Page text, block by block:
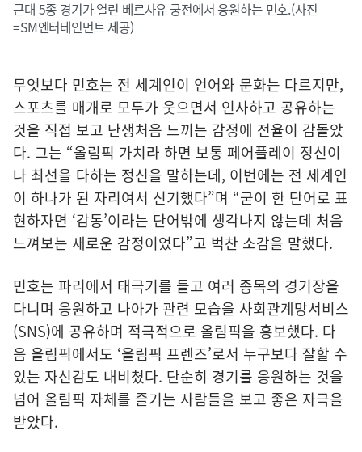
근대 5종 경기가 열린 베르사유 궁전에서 응원하는 민호.(사진
=SM엔터테인먼트 제공)
무엇보다 민호는 전 세계인이 언어와 문화는 다르지만,
스포츠를 매개로 모두가 웃으면서 인사하고 공유하는
것을 직접 보고 난생처음 느끼는 감정에 전율이 감돌았
다. 그는 “올림픽 가치라 하면 보통 페어플레이 정신이
나 최선을 다하는 정신을 말하는데, 이번에는 전 세계인
이 하나가 된 자리여서 신기했다”며 “굳이 한 단어로 표
현하자면 ‘감동’이라는 단어밖에 생각나지 않는데 처음
느껴보는 새로운 감정이었다”고 벅찬 소감을 말했다.
민호는 파리에서 태극기를 들고 여러 종목의 경기장을
다니며 응원하고 나아가 관련 모습을 사회관계망서비스
(SNS)에 공유하며 적극적으로 올림픽을 홍보했다. 다
음 올림픽에서도 ‘올림픽 프렌즈’로서 누구보다 잘할 수
있는 자신감도 내비쳤다. 단순히 경기를 응원하는 것을
넘어 올림픽 자체를 즐기는 사람들을 보고 좋은 자극을
받았다.